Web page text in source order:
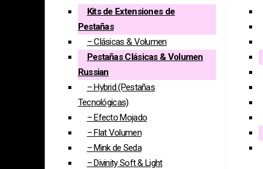
Kits de Extensiones de
Pestañas
– Clásicas & Volumen
Pestañas Clásicas & Volumen
Russian
– Hybrid (Pestañas
Tecnológicas)
– Efecto Mojado
– Flat Volumen
– Mink de Seda
– Divinity Soft & Light
Kit Lifting Coreano BEAUTY WAVE